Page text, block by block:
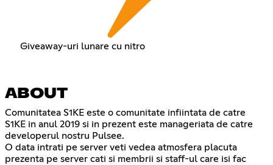
Giveaway-uri lunare cu nitro
ABOUT
Comunitatea S1KE este o comunitate infiintata de catre
S1KE in anul 2019 si in prezent este manageriata de catre
developerul nostru Pulsee.
O data intrati pe server veti vedea atmosfera placuta
prezenta pe server cati si membrii si staff-ul care isi fac